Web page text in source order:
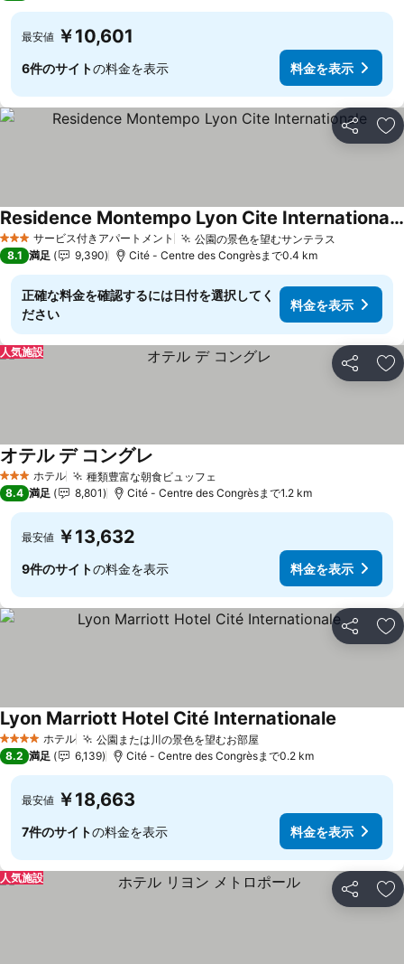
最安値 ￥10,601
6件のサイトの料金を表示 料金を表示
シェア お
3 ホテルのランク
サービス付きアパートメント 公園の景色を望むサンテラス
Residence Montempo Lyon Cite Internationale
料金を表示
8.1 満足 9,390 Cité - Centre des Congrèsまで0.4 km
正確な料金を確認するには日付を選択してく
ださい
料金を表示
シェア お
人気施設
3 ホテルのランク
ホテル 種類豊富な朝食ビュッフェ
オテル デ コングレ
8.4 満足 8,801 Cité - Centre des Congrèsまで1.2 km
最安値 ￥13,632
9件のサイトの料金を表示 料金を表示
シェア お
4 ホテルのランク
ホテル 公園または川の景色を望むお部屋料金を表示
Lyon Marriott Hotel Cité Internationale
8.2 満足 6,139 Cité - Centre des Congrèsまで0.2 km
最安値 ￥18,663
7件のサイトの料金を表示 料金を表示
シェア お
人気施設